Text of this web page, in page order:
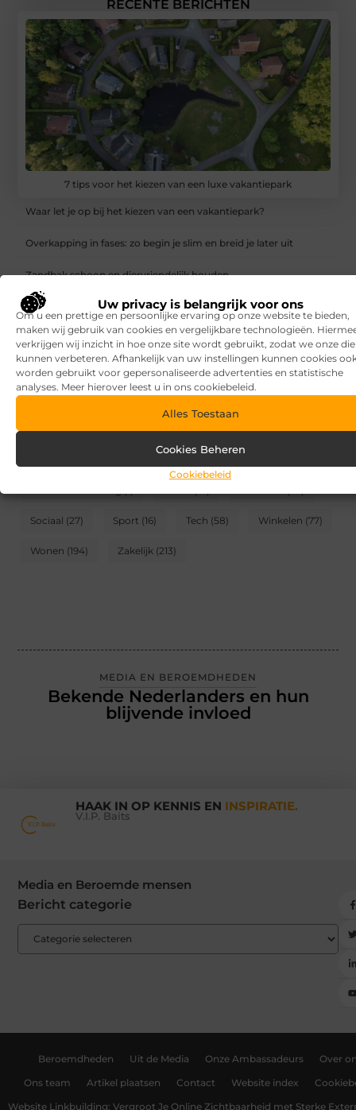
Uw privacy is belangrijk voor ons
Om u een prettige en persoonlijke ervaring op onze website te bieden,
maken wij gebruik van cookies en vergelijkbare technologieën.
verkrijgen wij inzicht in hoe onze site wordt gebruikt, zodat we onze
kunnen verbeteren. Afhankelijk van uw instellingen kunnen cookies
worden gebruikt voor gepersonaliseerde advertenties en statistische
analyses. Meer hierover leest u in ons cookiebeleid.
Alles Toestaan
Cookies Beheren
Cookiebeleid
RECENTE BERICHTEN
7 tips voor het kiezen van een luxe vakantiepark
Waar let je op bij het kiezen van een vakantiepark?
Overkapping in fases: zo begin je slim en breid je later uit
Zandbak schoon en diervriendelijk houden
Vind de perfecte garage in Eerbeek
Aanrijdbeveiliging: voorkom schade, stilstand en onveilige
situaties op de werkvloer
Rijlessen in Haarlem? Zo vergroot je jouw kans om sneller te
slagen
Sociaal (27) Sport (16) Tech (58) Winkelen (77)
Wonen (194) Zakelijk (213)
MEDIA EN BEROEMDHEDEN
Bekende Nederlanders en hun
blijvende invloed
HAAK IN OP KENNIS EN INSPIRATIE.
V.I.P. Baits
Media en Beroemde mensen
Bericht categorie
Beroemdheden Uit de Media Onze Ambassadeurs Over
Ons team Artikel plaatsen Contact Website index
Website Linkbuilding: Vergroot Je Online Zichtbaarheid met Sterke